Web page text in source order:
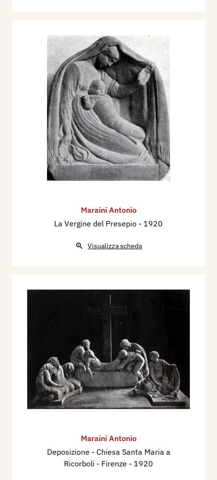
Maraini Antonio
La Vergine del Presepio - 1920
Visualizza scheda
Maraini Antonio
Deposizione - Chiesa Santa Maria a
Ricorboli - Firenze - 1920